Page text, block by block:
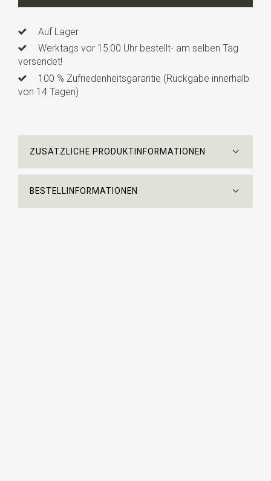
Auf Lager
Werktags vor 15:00 Uhr bestellt- am selben Tag
versendet!
100 % Zufriedenheitsgarantie (Rückgabe innerhalb
von 14 Tagen)
ZUSÄTZLICHE PRODUKTINFORMATIONEN
BESTELLINFORMATIONEN